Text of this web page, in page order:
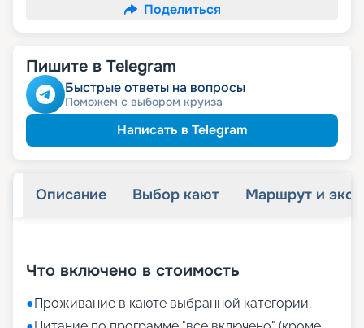
Поделиться
Пишите в Telegram
Быстрые ответы на вопросы
Поможем с выбором круиза
Написать в Telegram
Описание Выбор кают Маршрут и
Что включено в стоимость
●Проживание в каюте выбранной категории;